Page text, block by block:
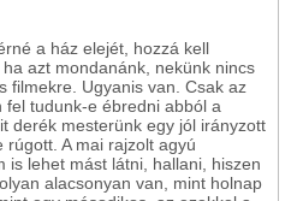
a ház elejét, hozzá kell
azt mondanánk, nekünk nincs
filmekre. Ugyanis van. Csak az
fel tudunk-e ébredni abból a
derék mesterünk egy jól irányzott
A mai rajzolt agyú
is lehet mást látni, hallani, hiszen
alacsonyan van, mint holnap